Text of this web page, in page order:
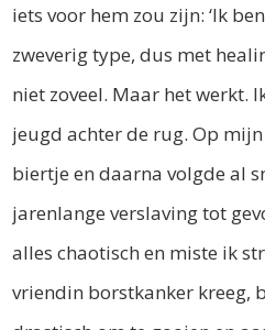
iets voor hem zou zijn: ‘Ik
zweverig type, dus met
niet zoveel. Maar het werkt.
jeugd achter de rug. Op
biertje en daarna volgde al
jarenlange verslaving tot
alles chaotisch en miste ik
vriendin borstkanker kreeg,